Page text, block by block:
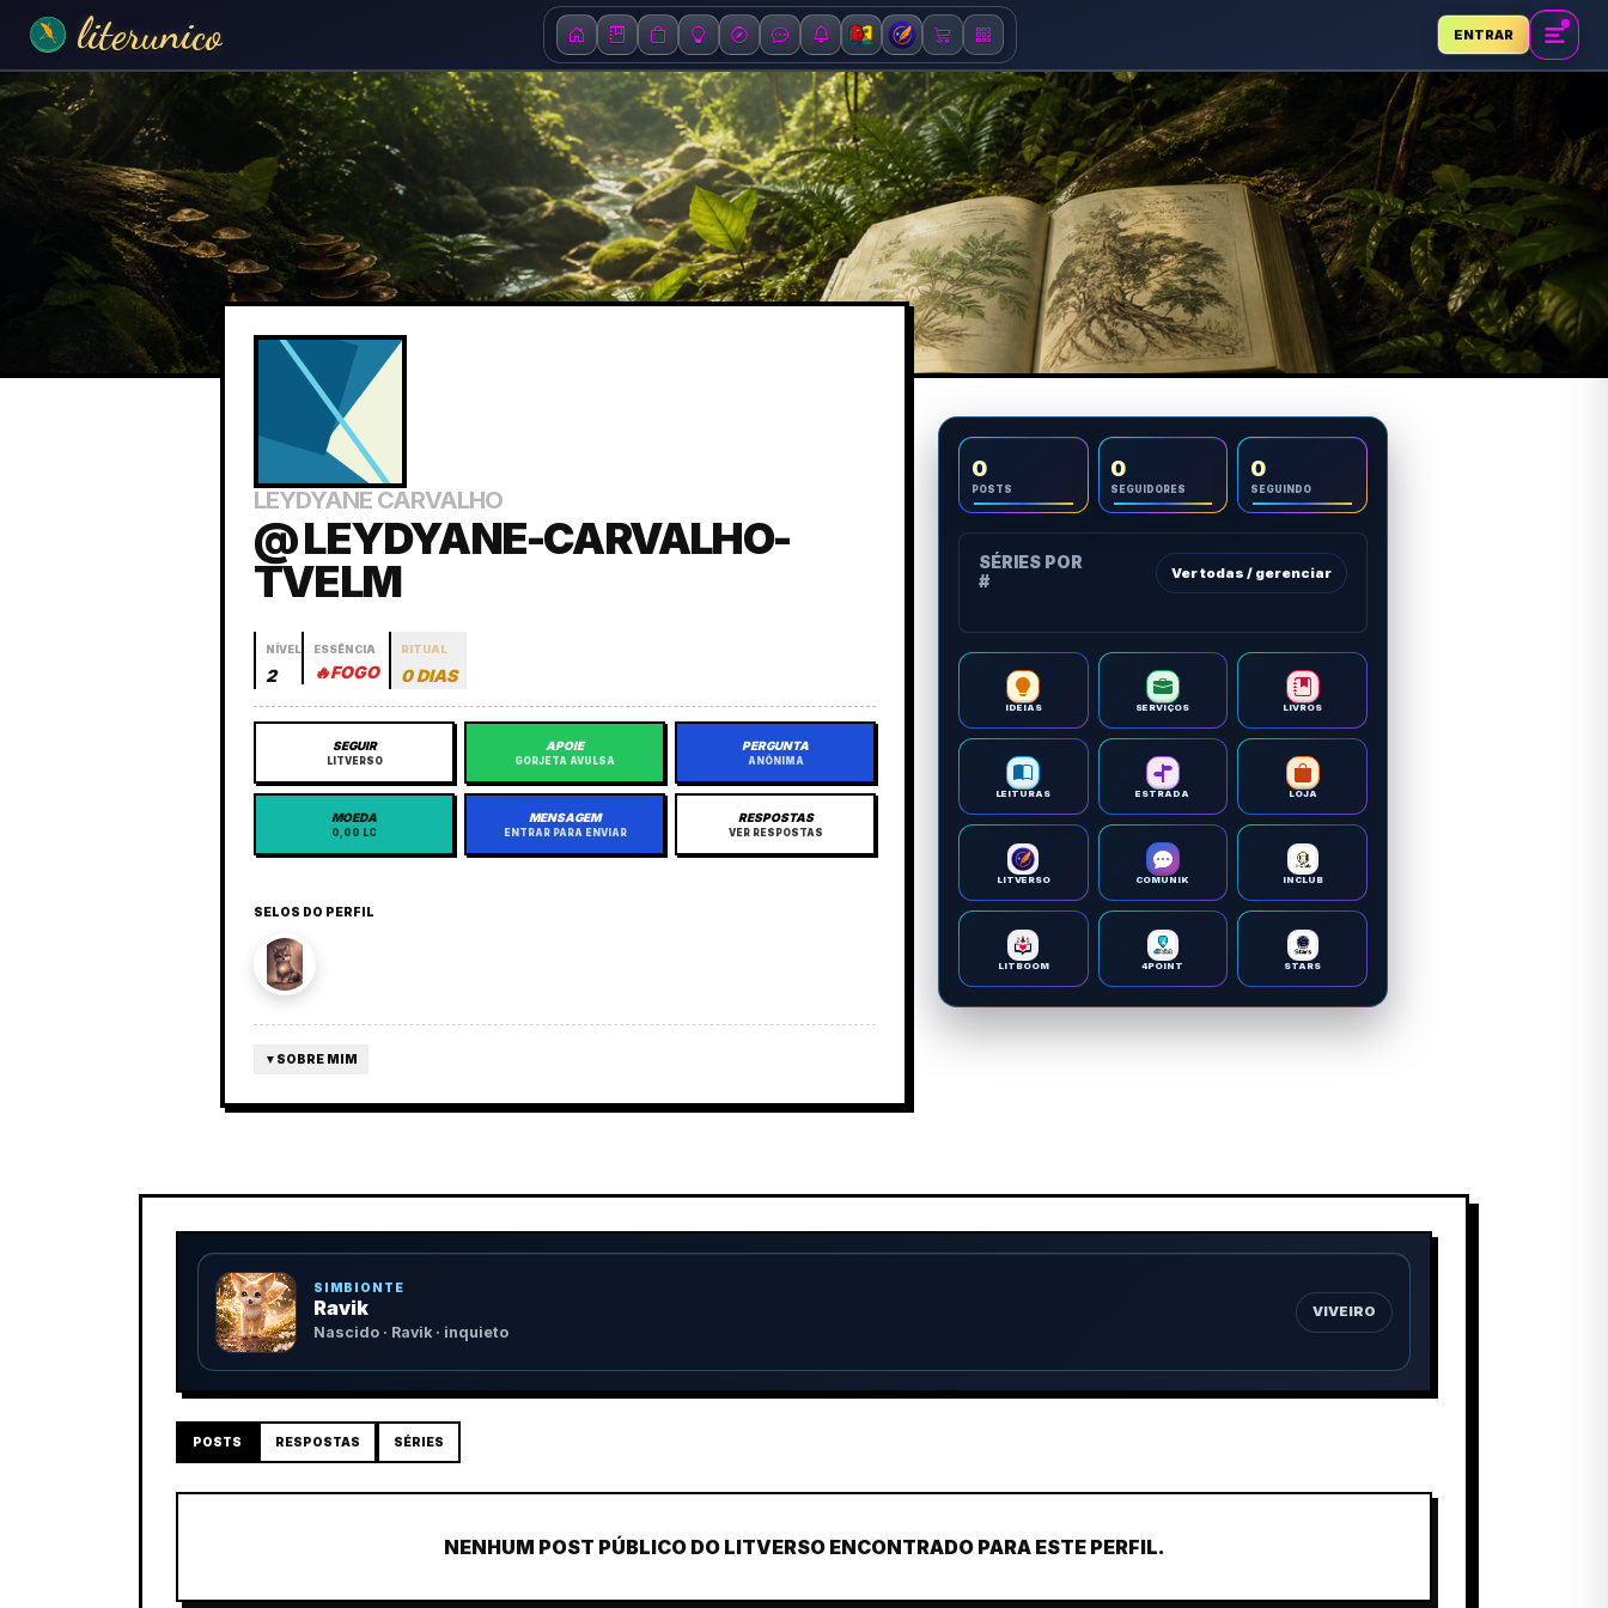
literunico ENTRAR
LEYDYANE CARVALHO
@ LEYDYANE-CARVALHO-
TVELM
NÍVEL
2
ESSÊNCIA
🔥FOGO
RITUAL
0 DIAS
SEGUIR
LITVERSO
APOIE
GORJETA AVULSA
PERGUNTA
ANÔNIMA
MOEDA
0,00 LC
MENSAGEM
ENTRAR PARA ENVIAR
RESPOSTAS
VER RESPOSTAS
SELOS DO PERFIL
▼ SOBRE MIM
0
POSTS
0
SEGUIDORES
0
SEGUINDO
SÉRIES POR
#
Ver todas / gerenciar
IDEIAS SERVIÇOS LIVROS
LEITURAS ESTRADA LOJA
LITVERSO COMUNIK INCLUB
LITBOOM 4POINT STARS
SIMBIONTE
Ravik
Nascido · Ravik · inquieto
VIVEIRO
POSTS RESPOSTAS SÉRIES
NENHUM POST PÚBLICO DO LITVERSO ENCONTRADO PARA ESTE PERFIL.